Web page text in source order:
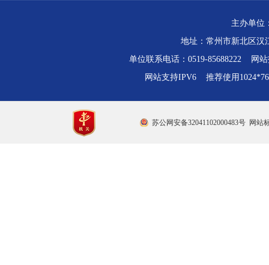
主办单位
地址：常州市新北区
单位联系电话：0519-85688222 网站
网站支持IPV6 推荐使用
苏公网安备32041102000483号 网站